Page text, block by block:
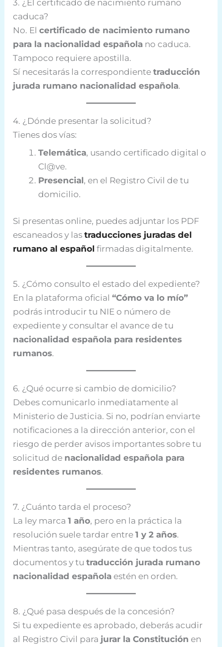
3. ¿El certificado de nacimiento rumano
caduca?
No. Elcertificado de nacimiento rumano
para la nacionalidad española no caduca.
Tampoco requiere apostilla.
Sí necesitarás la correspondientetraducción
jurada rumano nacionalidad española.
4. ¿Dónde presentar la solicitud?
Tienes dos vías:
Telemática, usando certificado digital o
Cl@ve.
Presencial, en el Registro Civil de tu
domicilio.
Si presentas online, puedes adjuntar los PDF
escaneados y lastraducciones juradas del
rumano al español firmadas digitalmente.
5. ¿Cómo consulto el estado del expediente?
En la plataforma oficial“Cómo va lo mío”
podrás introducir tu NIE o número de
expediente y consultar el avance de tu
nacionalidad española para residentes
rumanos.
6. ¿Qué ocurre si cambio de domicilio?
Debes comunicarlo inmediatamente al
Ministerio de Justicia. Si no, podrían enviarte
notificaciones a la dirección anterior, con el
riesgo de perder avisos importantes sobre tu
solicitud de nacionalidad española para
residentes rumanos.
7. ¿Cuánto tarda el proceso?
La ley marca1 año, pero en la práctica la
resolución suele tardar entre1 y 2 años.
Mientras tanto, asegúrate de que todos tus
documentos y tutraducción jurada rumano
nacionalidad española estén en orden.
8. ¿Qué pasa después de la concesión?
Si tu expediente es aprobado, deberás acudir
al Registro Civil para jurar la Constitución en